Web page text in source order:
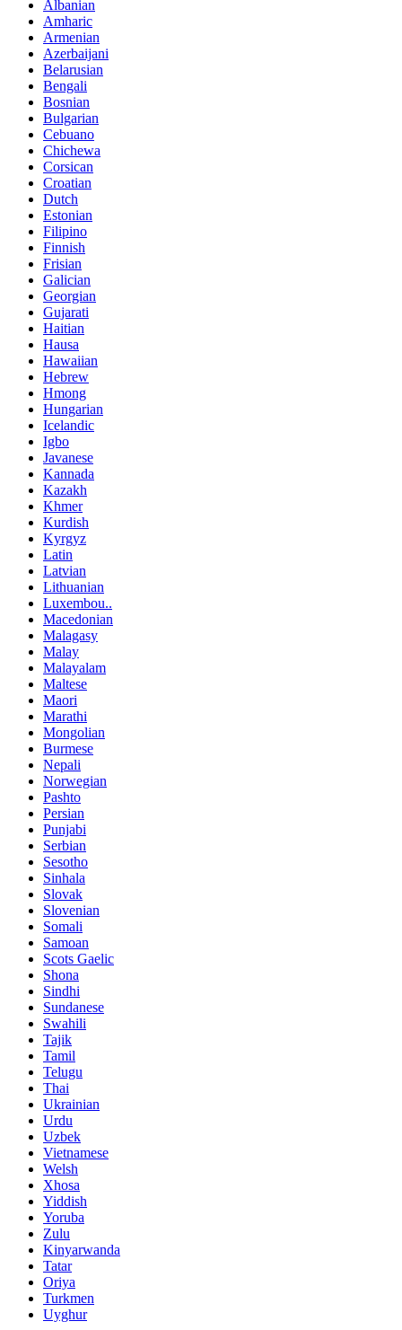
Albanian
Amharic
Armenian
Azerbaijani
Belarusian
Bengali
Bosnian
Bulgarian
Cebuano
Chichewa
Corsican
Croatian
Dutch
Estonian
Filipino
Finnish
Frisian
Galician
Georgian
Gujarati
Haitian
Hausa
Hawaiian
Hebrew
Hmong
Hungarian
Icelandic
Igbo
Javanese
Kannada
Kazakh
Khmer
Kurdish
Kyrgyz
Latin
Latvian
Lithuanian
Luxembou..
Macedonian
Malagasy
Malay
Malayalam
Maltese
Maori
Marathi
Mongolian
Burmese
Nepali
Norwegian
Pashto
Persian
Punjabi
Serbian
Sesotho
Sinhala
Slovak
Slovenian
Somali
Samoan
Scots Gaelic
Shona
Sindhi
Sundanese
Swahili
Tajik
Tamil
Telugu
Thai
Ukrainian
Urdu
Uzbek
Vietnamese
Welsh
Xhosa
Yiddish
Yoruba
Zulu
Kinyarwanda
Tatar
Oriya
Turkmen
Uyghur